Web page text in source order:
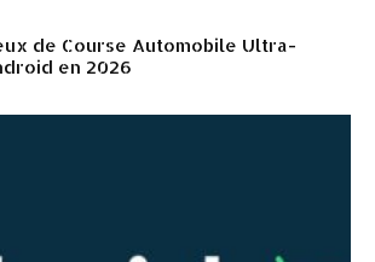
de Course Automobile Ultra-
en 2026